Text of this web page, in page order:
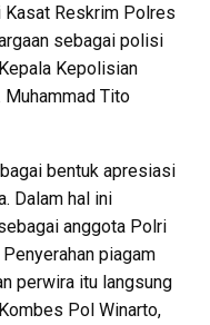
Kasat Reskrim Polres
sebagai polisi
Kepolisian
Tito
bentuk apresiasi
Dalam hal ini
anggota Polri
piagam
perwira itu langsung
Pol Winarto,